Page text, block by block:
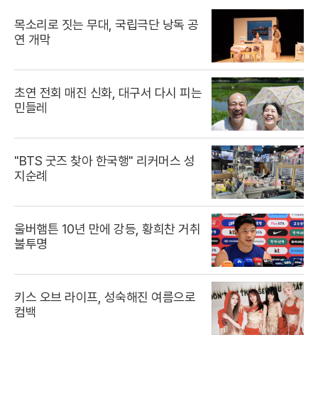
목소리로 짓는 무대, 국립극단 낭독 공
연 개막
초연 전회 매진 신화, 대구서 다시 피는
민들레
"BTS 굿즈 찾아 한국행" 리커머스 성
지순례
울버햄튼 10년 만에 강등, 황희찬 거취
불투명
키스 오브 라이프, 성숙해진 여름으로
컴백